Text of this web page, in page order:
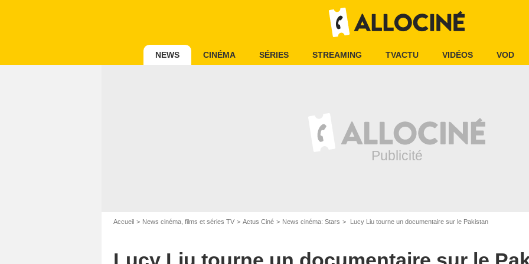
NEWS CINÉMA SÉRIES STREAMING TVACTU VIDÉOS VOD
Accueil News cinéma, films et séries TV Actus Ciné News cinéma: Stars Lucy Liu tourne un documentaire sur le Pakistan